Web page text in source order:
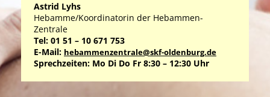
Astrid Lyhs
Hebamme/Koordinatorin der Hebammen-
Zentrale
Tel: 01 51 – 10 671 753
E-Mail: hebammenzentrale@skf-oldenburg.de
Sprechzeiten: Mo Di Do Fr 8:30 – 12:30 Uhr